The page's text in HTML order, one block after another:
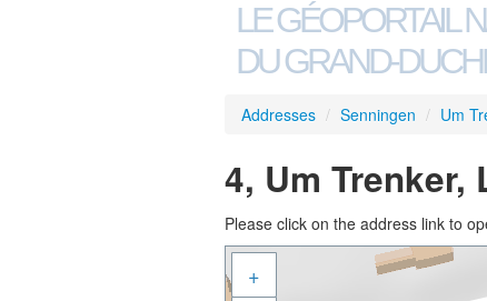
LE GÉOPORTAIL
DU GRAND-
Addresses / Senningen / Um
4, Um Trenker,
Please click on the address link to
+